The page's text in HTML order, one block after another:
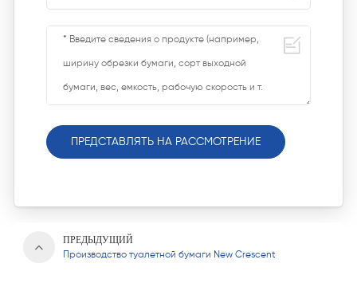
ПРЕДСТАВЛЯТЬ НА РАССМОТРЕНИЕ
ПРЕДЫДУЩИЙ
Производство туалетной бумаги New Crescent